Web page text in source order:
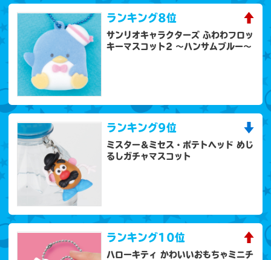
ランキング8位
サンリオキャラクターズ ふわわフロッ
キーマスコット2 ～ハンサムブルー～
ランキング9位
ミスター＆ミセス・ポテトヘッド めじ
るしガチャマスコット
ランキング10位
ハローキティ かわいいおもちゃミニチ